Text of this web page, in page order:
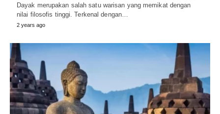
Dayak merupakan salah satu warisan yang memikat dengan
nilai filosofis tinggi. Terkenal dengan…
2 years ago